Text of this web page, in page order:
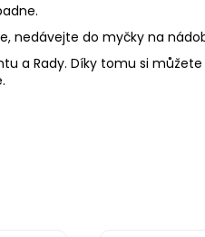
nedávejte do myčky na
a Rady. Díky tomu si můžete